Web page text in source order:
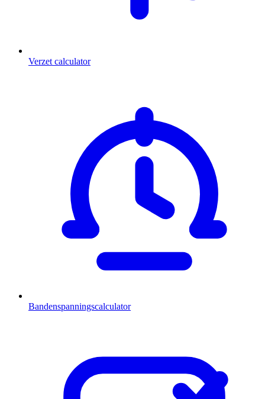
Verzet calculator
Bandenspanningscalculator